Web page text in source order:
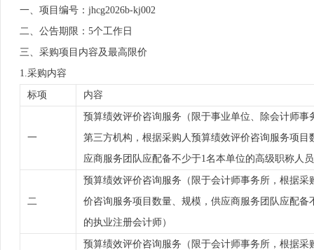
一、项目编号：jhcg2026b-kj002
二、公告期限：5个工作日
三、采购项目内容及最高限价
1.采购内容
标项 内容
一
预算绩效评价咨询服务（限于事业单位、除会计师事
第三方机构，根据采购人预算绩效评价咨询服务项目
应商服务团队应配备不少于1名本单位的高级职称人
二
预算绩效评价咨询服务（限于会计师事务所，根据采
价咨询服务项目数量、规模，供应商服务团队应配备
的执业注册会计师）
预算绩效评价咨询服务（限于会计师事务所，根据采